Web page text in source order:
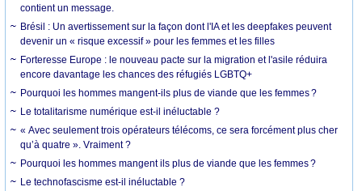
contient un message.
Brésil : Un avertissement sur la façon dont l'IA et les deepfakes peuvent
devenir un « risque excessif » pour les femmes et les filles
Forteresse Europe : le nouveau pacte sur la migration et l'asile réduira
encore davantage les chances des réfugiés LGBTQ+
Pourquoi les hommes mangent-ils plus de viande que les femmes ?
Le totalitarisme numérique est-il inéluctable ?
« Avec seulement trois opérateurs télécoms, ce sera forcément plus cher
qu’à quatre ». Vraiment ?
Pourquoi les hommes mangent ils plus de viande que les femmes ?
Le technofascisme est-il inéluctable ?